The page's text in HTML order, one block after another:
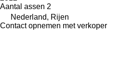
Aantal assen 2
Nederland, Rijen
Contact opnemen met verkoper